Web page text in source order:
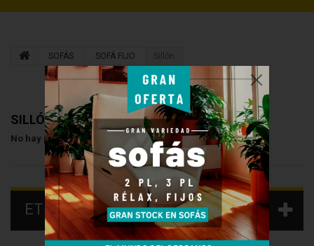
SOFÁS SOFÁ FIJO Sillón
SILLÓN
No hay productos en esta categoría
ETIQUETAS